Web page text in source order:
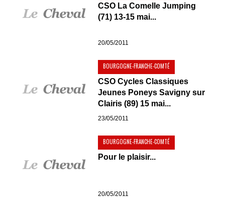
CSO La Comelle Jumping
(71) 13-15 mai...
20/05/2011
BOURGOGNE-FRANCHE-COMTÉ
CSO Cycles Classiques
Jeunes Poneys Savigny sur
Clairis (89) 15 mai...
23/05/2011
BOURGOGNE-FRANCHE-COMTÉ
Pour le plaisir...
20/05/2011